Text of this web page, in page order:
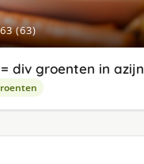
(63)
div groenten in azijn